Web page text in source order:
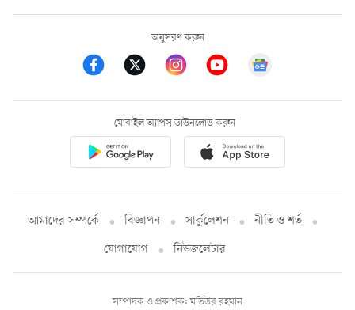
অনুসরণ করুন
মোবাইল অ্যাপস ডাউনলোড করুন
আমাদের সম্পর্কে বিজ্ঞাপন সার্কুলেশন
নীতি ও শর্ত
যোগাযোগ
নিউজলেটার
সম্পাদক ও প্রকাশক: মতিউর রহমান